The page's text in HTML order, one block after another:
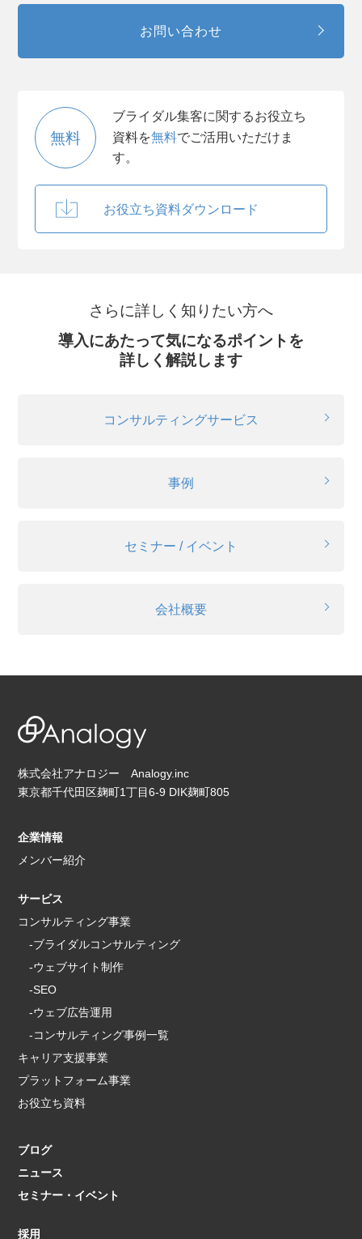
お問い合わせ
無料
ブライダル集客に関するお役立ち
資料を無料でご活用いただけま
す。
お役立ち資料ダウンロード
さらに詳しく知りたい方へ
導入にあたって気になるポイントを
詳しく解説します
コンサルティングサービス
事例
セミナー / イベント
会社概要
株式会社アナロジー Analogy.inc
東京都千代田区麹町1丁目6-9 DIK麹町805
企業情報
メンバー紹介
サービス
コンサルティング事業
-ブライダルコンサルティング
-ウェブサイト制作
-SEO
-ウェブ広告運用
-コンサルティング事例一覧
キャリア支援事業
プラットフォーム事業
お役立ち資料
ブログ
ニュース
セミナー・イベント
採用